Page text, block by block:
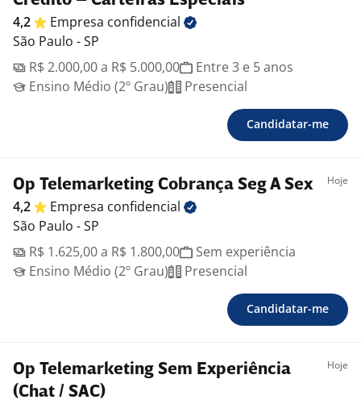
4,2 Empresa confidencial
São Paulo - SP
R$ 2.000,00 a R$ 5.000,00
Entre 3 e 5 anos
Ensino Médio (2º Grau)
Presencial
Candidatar-me
Op Telemarketing Cobrança Seg A Sex Hoje
4,2 Empresa confidencial
São Paulo - SP
R$ 1.625,00 a R$ 1.800,00
Sem experiência
Ensino Médio (2º Grau)
Presencial
Candidatar-me
Op Telemarketing Sem Experiência
(Chat / SAC)
Hoje